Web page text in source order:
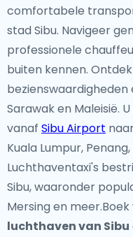
comfortabele
stad Sibu. Navigeer
professionele
buiten kennen.
Sarawak en Maleisië.
vanaf Sibu Airport
Kuala Lumpur,
Luchthaventaxi's
Sibu, waaronder
Mersing en
luchthaven van Sibu